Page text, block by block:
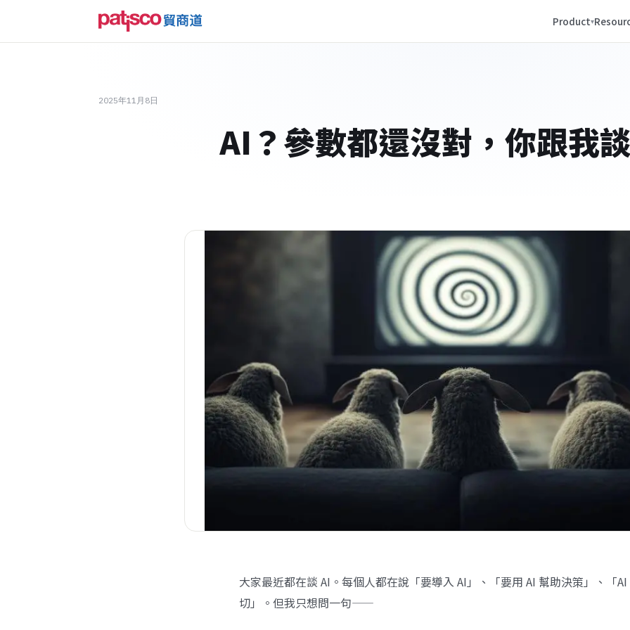
Product
2025年11月8日
AI？參數都還沒對，你跟我
大家最近都在談 AI。每個人都在說「要導入 AI」、「要用 AI 幫助決策」、「
切」。但我只想問一句——